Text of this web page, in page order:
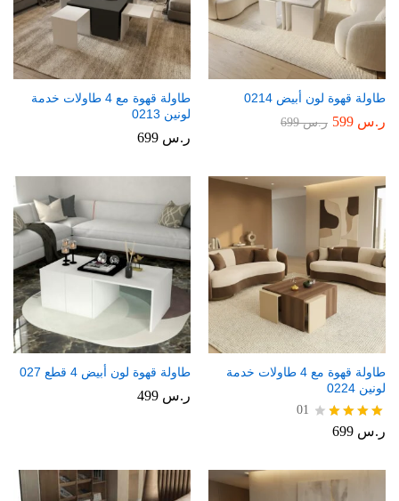
طاولة قهوة لون أبيض 0214
ر.س ر.س699
طاولة قهوة مع 4 طاولات خدمة
لونين 0213
ر.س
طاولة قهوة مع 4 طاولات خدمة
لونين 0224
تم
من 5
01
ر.س
طاولة قهوة لون أبيض 4 قطع 027
ر.س